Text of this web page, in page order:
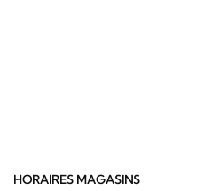
HORAIRES MAGASINS